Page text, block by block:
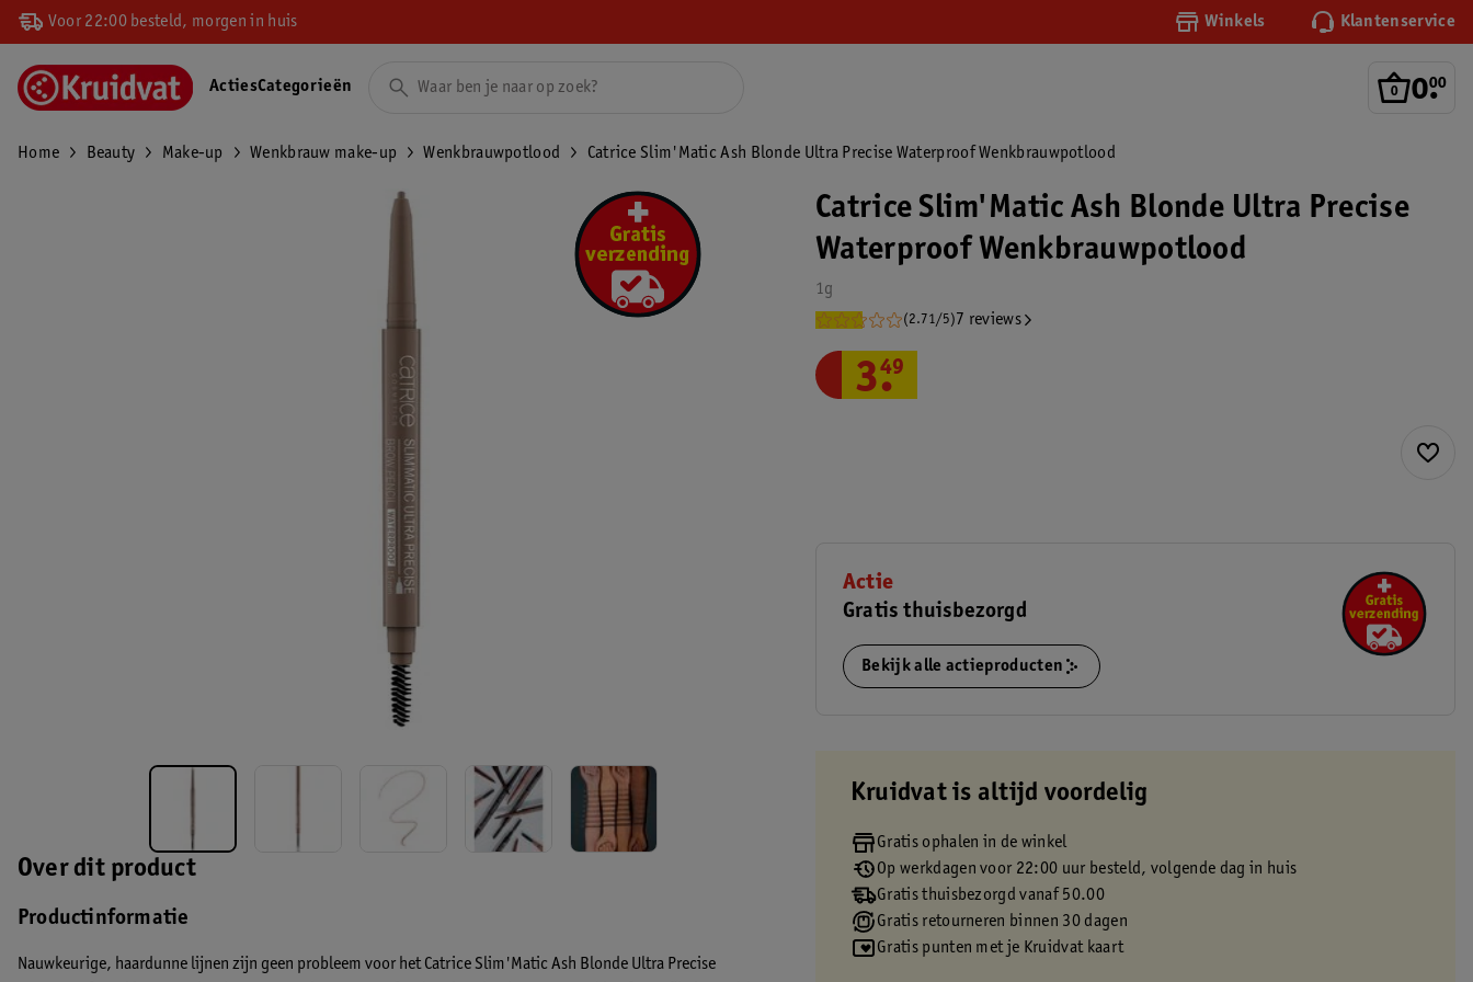
Voor 22:00 besteld, morgen in huis Winkels Klantenservice
0.
00
ActiesCategorieën
Home Beauty Make-up Wenkbrauw make-up Wenkbrauwpotlood Catrice Slim'Matic Ash Blonde Ultra Precise Waterproof Wenkbrauwpotlood
Over dit product
Productinformatie
Nauwkeurige, haardunne lijnen zijn geen probleem voor het Catrice Slim'Matic Ash Blonde Ultra Precise
Catrice Slim'Matic Ash Blonde Ultra Precise
Waterproof Wenkbrauwpotlood
1g
(2.71/5) 7 reviews
3.
49
Actie
Gratis thuisbezorgd
Bekijk alle actieproducten
Kruidvat is altijd voordelig
Gratis ophalen in de winkel
Op werkdagen voor 22:00 uur besteld, volgende dag in huis
Gratis thuisbezorgd vanaf 50.00
Gratis retourneren binnen 30 dagen
Gratis punten met je Kruidvat kaart